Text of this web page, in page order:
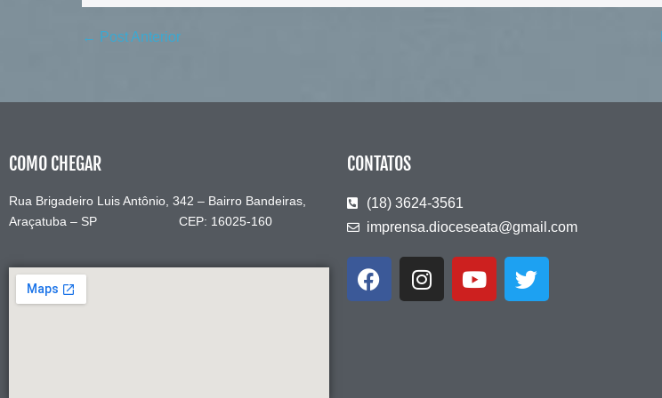
← Post Anterior
COMO CHEGAR
Rua Brigadeiro Luis Antônio, 342 – Bairro Bandeiras,
Araçatuba – SP CEP: 16025-160
CONTATOS
(18) 3624-3561
imprensa.dioceseata@gmail.com